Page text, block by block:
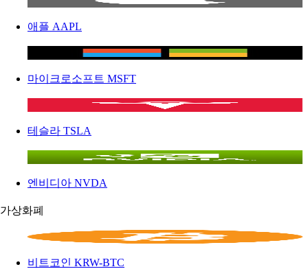
애플 AAPL
마이크로소프트 MSFT
테슬라 TSLA
엔비디아 NVDA
가상화폐
비트코인 KRW-BTC